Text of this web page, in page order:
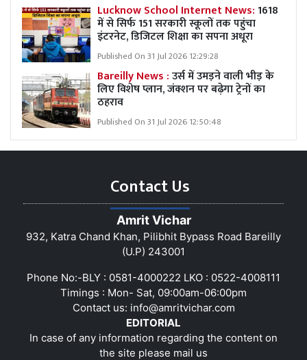
Lucknow School Internet News:1618
में से सिर्फ 151 सरकारी स्कूलों तक पहुंचा
इंटरनेट, डिजिटल शिक्षा का सपना अधूरा
Published On 31 Jul 2026 12:29:28
Bareilly News :उर्स में उमड़ने वाली भीड़ के
लिए विशेष प्लान, जंक्शन पर बढ़ेगा ट्रेनों का
ठहराव
Published On 31 Jul 2026 12:50:48
Contact Us
Amrit Vichar
932, Katra Chand Khan, Pilibhit Bypass Road Bareilly
(U.P) 243001
Phone No:-BLY : 0581-4000222 LKO : 0522-4008111
Timings : Mon- Sat, 09:00am-06:00pm
Contact us: info@amritvichar.com
EDITORIAL
In case of any information regarding the content on
the site please mail us